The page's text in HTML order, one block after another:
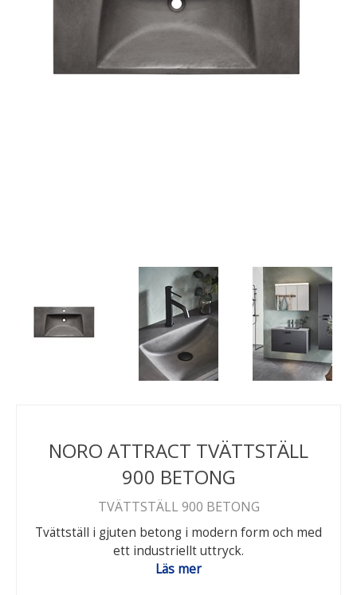
NORO ATTRACT TVÄTTSTÄLL
900 BETONG
TVÄTTSTÄLL 900 BETONG
Tvättställ i gjuten betong i modern form och med
ett industriellt uttryck.
Läs mer